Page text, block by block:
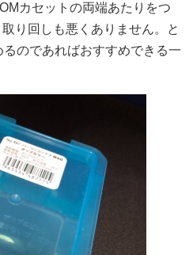
カセットの両端あたりをつ
り回しも悪くありません。と
のであればおすすめできる一